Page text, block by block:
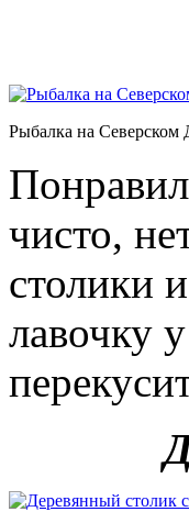
Рыбалка на Северском
чисто,
столики
лавочку